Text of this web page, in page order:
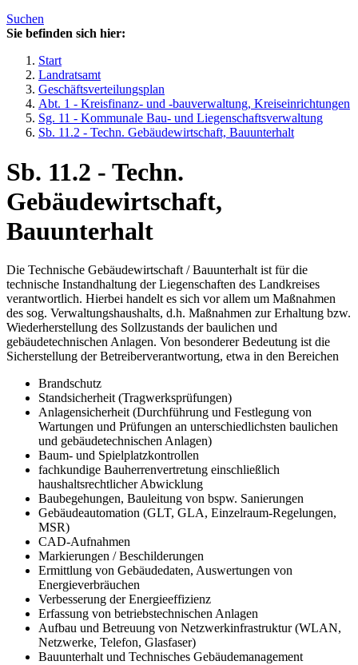
Suchen
Sie befinden sich hier:
Start
Landratsamt
Geschäftsverteilungsplan
Abt. 1 - Kreisfinanz- und -bauverwaltung, Kreiseinrichtungen
Sg. 11 - Kommunale Bau- und Liegenschaftsverwaltung
Sb. 11.2 - Techn. Gebäudewirtschaft, Bauunterhalt
Sb. 11.2 - Techn.
Gebäudewirtschaft,
Bauunterhalt
Die Technische Gebäudewirtschaft / Bauunterhalt ist für die
technische Instandhaltung der Liegenschaften des Landkreises
verantwortlich. Hierbei handelt es sich vor allem um Maßnahmen
des sog. Verwaltungshaushalts, d.h. Maßnahmen zur Erhaltung bzw.
Wiederherstellung des Sollzustands der baulichen und
gebäudetechnischen Anlagen. Von besonderer Bedeutung ist die
Sicherstellung der Betreiberverantwortung, etwa in den Bereichen
Brandschutz
Standsicherheit (Tragwerksprüfungen)
Anlagensicherheit (Durchführung und Festlegung von
Wartungen und Prüfungen an unterschiedlichsten baulichen
und gebäudetechnischen Anlagen)
Baum- und Spielplatzkontrollen
fachkundige Bauherrenvertretung einschließlich
haushaltsrechtlicher Abwicklung
Baubegehungen, Bauleitung von bspw. Sanierungen
Gebäudeautomation (GLT, GLA, Einzelraum-Regelungen,
MSR)
CAD-Aufnahmen
Markierungen / Beschilderungen
Ermittlung von Gebäudedaten, Auswertungen von
Energieverbräuchen
Verbesserung der Energieeffizienz
Erfassung von betriebstechnischen Anlagen
Aufbau und Betreuung von Netzwerkinfrastruktur (WLAN,
Netzwerke, Telefon, Glasfaser)
Bauunterhalt und Technisches Gebäudemanagement